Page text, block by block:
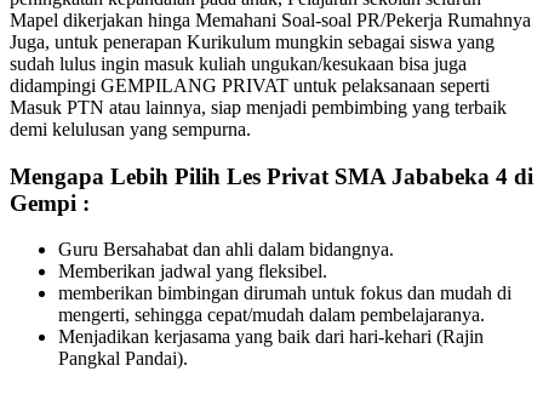
Mapel dikerjakan hinga Memahani Soal-soal PR/Pekerja Rumahnya
Juga, untuk penerapan Kurikulum mungkin sebagai siswa yang
sudah lulus ingin masuk kuliah ungukan/kesukaan bisa juga
didampingi GEMPILANG PRIVAT untuk pelaksanaan seperti
Masuk PTN atau lainnya, siap menjadi pembimbing yang terbaik
demi kelulusan yang sempurna.
Mengapa Lebih Pilih Les Privat SMA Jababeka 4 di
Gempi :
Guru Bersahabat dan ahli dalam bidangnya.
Memberikan jadwal yang fleksibel.
memberikan bimbingan dirumah untuk fokus dan mudah di
mengerti, sehingga cepat/mudah dalam pembelajaranya.
Menjadikan kerjasama yang baik dari hari-kehari (Rajin
Pangkal Pandai).